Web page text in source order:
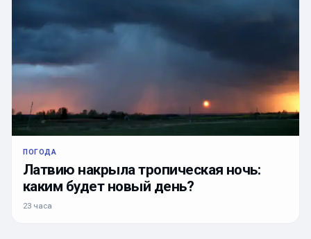
ПОГОДА
Латвию накрыла тропическая ночь:
каким будет новый день?
23 часа